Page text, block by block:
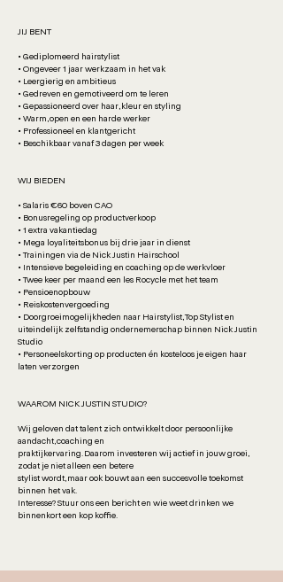
JIJ BENT
• Gediplomeerd hairstylist
• Ongeveer 1 jaar werkzaam in het vak
• Leergierig en ambitieus
• Gedreven en gemotiveerd om te leren
• Gepassioneerd over haar, kleur en styling
• Warm, open en een harde werker
• Professioneel en klantgericht
• Beschikbaar vanaf 3 dagen per week
WIJ BIEDEN
• Salaris €60 boven CAO
• Bonusregeling op productverkoop
• 1 extra vakantiedag
• Mega loyaliteitsbonus bij drie jaar in dienst
• Trainingen via de Nick Justin Hairschool
• Intensieve begeleiding en coaching op de werkvloer
• Twee keer per maand een les Rocycle met het team
• Pensioenopbouw
• Reiskostenvergoeding
• Doorgroeimogelijkheden naar Hairstylist, Top Stylist en
uiteindelijk zelfstandig ondernemerschap binnen Nick Justin
Studio
• Personeelskorting op producten én kosteloos je eigen haar
laten verzorgen
WAAROM NICK JUSTIN STUDIO?
Wij geloven dat talent zich ontwikkelt door persoonlijke
aandacht, coaching en
praktijkervaring. Daarom investeren wij actief in jouw groei,
zodat je niet alleen een betere
stylist wordt, maar ook bouwt aan een succesvolle toekomst
binnen het vak.
Interesse? Stuur ons een bericht en wie weet drinken we
binnenkort een kop koffie.